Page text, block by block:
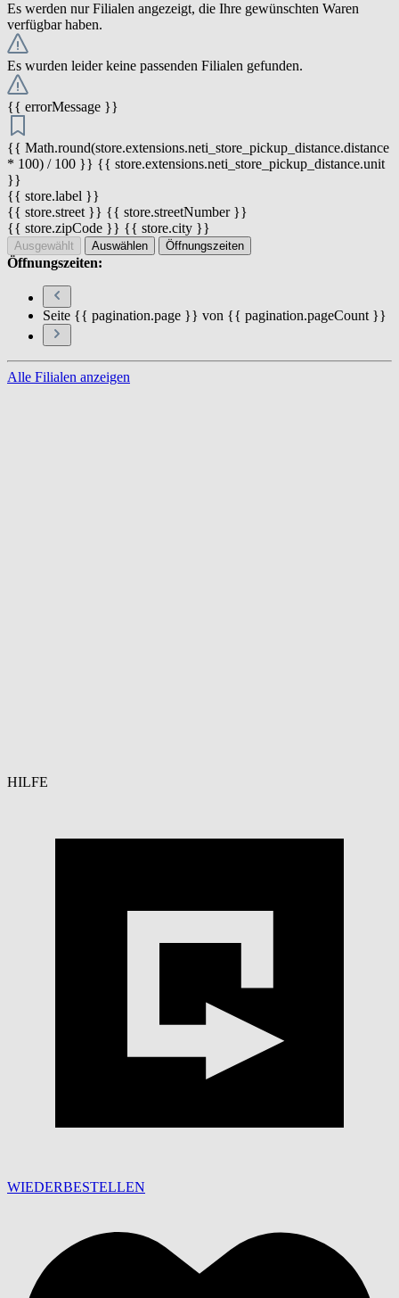
Es werden nur Filialen angezeigt, die Ihre gewünschten Waren
verfügbar haben.
Es wurden leider keine passenden Filialen gefunden.
{{ errorMessage }}
{{ Math.round(store.extensions.neti_store_pickup_distance.distance
* 100) / 100 }} {{ store.extensions.neti_store_pickup_distance.unit
}}
{{ store.label }}
{{ store.street }} {{ store.streetNumber }}
{{ store.zipCode }} {{ store.city }}
Ausgewählt Auswählen Öffnungszeiten
Öffnungszeiten:
Seite {{ pagination.page }} von {{ pagination.pageCount }}
Alle Filialen anzeigen
HILFE
WIEDERBESTELLEN